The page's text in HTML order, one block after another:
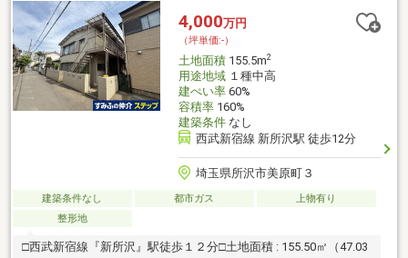
4,000万円
（坪単価:-）
土地面積155.5m2
用途地域１種中高
建ぺい率60%
容積率160%
建築条件なし
西武新宿線 新所沢駅 徒歩12分
埼玉県所沢市美原町３
建築条件なし 都市ガス
上物有り
整形地
□西武新宿線『新所沢』駅徒歩１２分□土地面積 : 155.50㎡（47.03